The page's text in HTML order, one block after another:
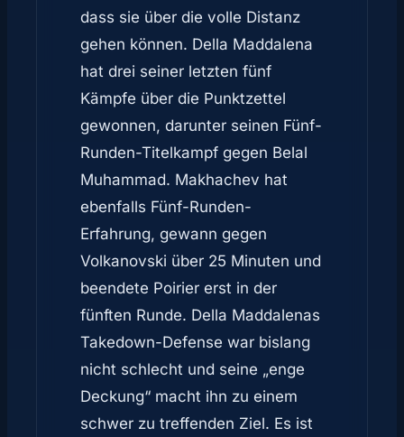
dass sie über die volle Distanz
gehen können. Della Maddalena
hat drei seiner letzten fünf
Kämpfe über die Punktzettel
gewonnen, darunter seinen Fünf-
Runden-Titelkampf gegen Belal
Muhammad. Makhachev hat
ebenfalls Fünf-Runden-
Erfahrung, gewann gegen
Volkanovski über 25 Minuten und
beendete Poirier erst in der
fünften Runde. Della Maddalenas
Takedown-Defense war bislang
nicht schlecht und seine „enge
Deckung“ macht ihn zu einem
schwer zu treffenden Ziel. Es ist